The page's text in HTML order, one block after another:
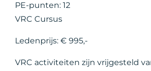
PE-punten: 12
VRC Cursus
Ledenprijs: € 995,-
VRC activiteiten zijn vrijgesteld